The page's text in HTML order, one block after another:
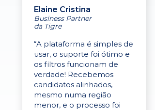
Elaine Cristina
Business Partner
da Tigre
“A plataforma é simples de
usar, o suporte foi ótimo e
os filtros funcionam de
verdade! Recebemos
candidatos alinhados,
mesmo numa região
menor, e o processo foi